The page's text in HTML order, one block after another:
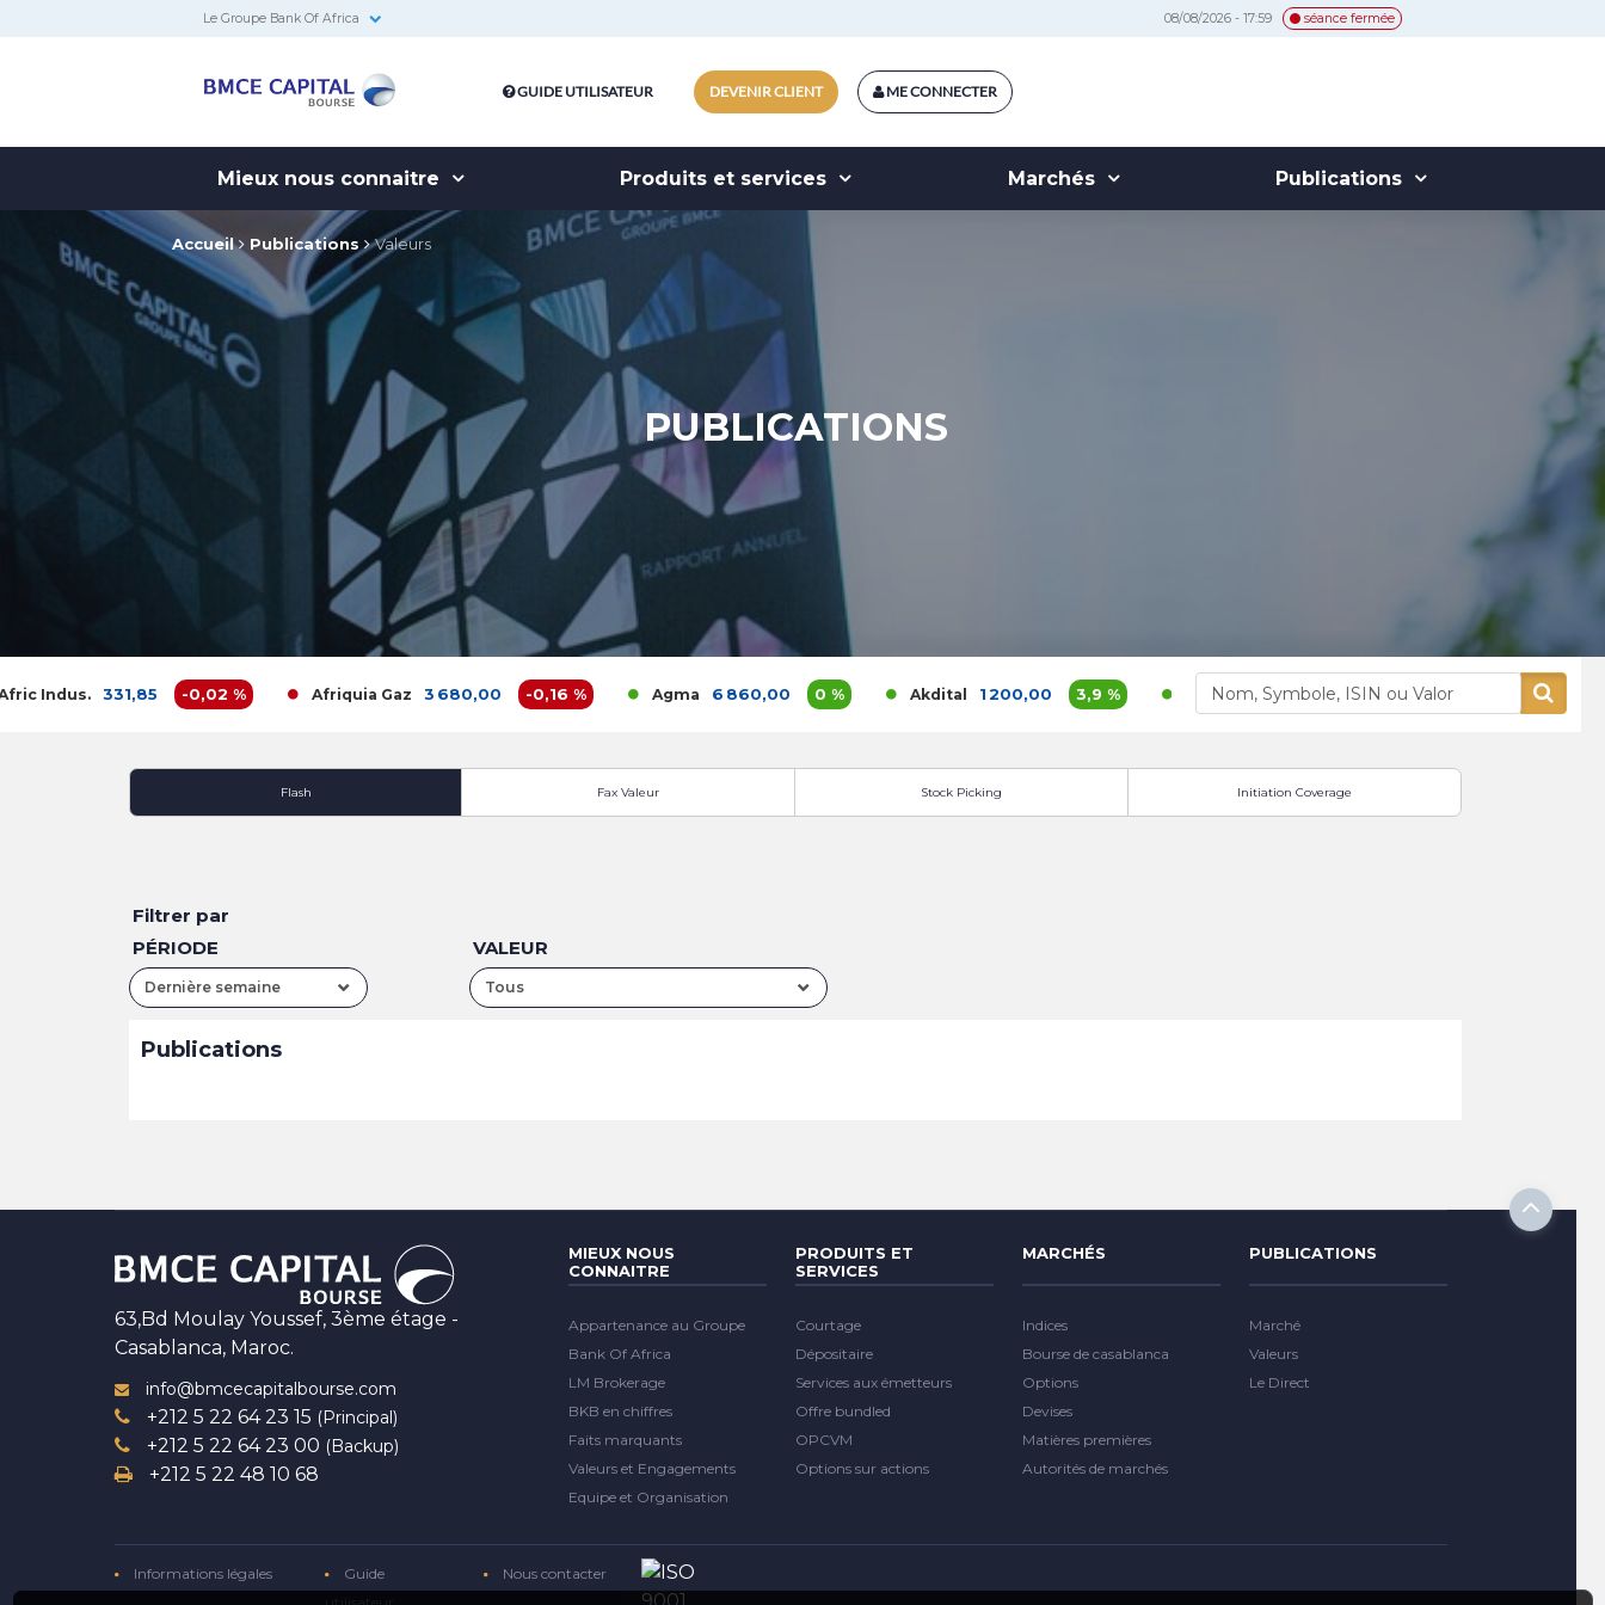
Le Groupe Bank Of Africa 08/08/2026 - 17:59 séance fermée
Bourse
ME CONNECTER
DEVENIR CLIENT
GUIDE UTILISATEUR
Mieux nous connaitre Produits et services Marchés Publications
Accueil Publications Valeurs
PUBLICATIONS
331,85 -0,02 % Afriquia Gaz 3 680,00 -0,16 % Agma 6 860,00 0 % Akdital 1 200,00 3,9 % Alliances 400,00 5,26 % Aluminium Maroc
Flash Fax Valeur Stock Picking Initiation Coverage
Filtrer par
PÉRIODE
Dernière semaine
VALEUR
Tous
Publications
63,Bd Moulay Youssef, 3ème étage -
Casablanca, Maroc.
info@bmcecapitalbourse.com
+212 5 22 64 23 15 (Principal)
+212 5 22 64 23 00 (Backup)
+212 5 22 48 10 68
MIEUX NOUS
CONNAITRE
Appartenance au Groupe
Bank Of Africa
LM Brokerage
BKB en chiffres
Faits marquants
Valeurs et Engagements
Equipe et Organisation
PRODUITS ET
SERVICES
Courtage
Dépositaire
Services aux émetteurs
Offre bundled
OPCVM
Options sur actions
MARCHÉS
Indices
Bourse de casablanca
Options
Devises
Matières premières
Autorités de marchés
PUBLICATIONS
Marché
Valeurs
Le Direct
Informations légales
Guide
Nous contacter